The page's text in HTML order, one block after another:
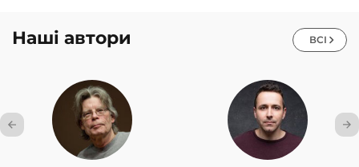
Наші автори ВСІ